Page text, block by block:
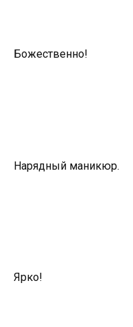
Божественно!
Нарядный маникюр.
Ярко!